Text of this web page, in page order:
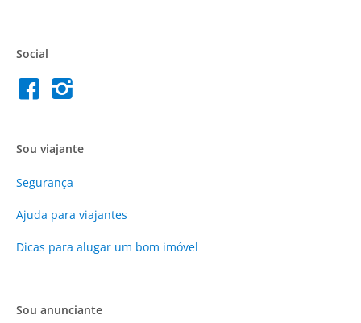
Social
Sou viajante
Segurança
Ajuda para viajantes
Dicas para alugar um bom imóvel
Sou anunciante